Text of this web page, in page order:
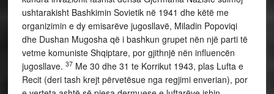
ushtarakisht Bashkimin Sovietik në 1941 dhe këtë me
organizimin e dy emisarëve jugosllavë, Miladin Popoviqi
dhe Dushan Mugosha që i bashkun grupet nën një parti të
vetme komuniste Shqiptare, por gjithnjë nën influencën
jugosllave. 37Me 30 dhe 31 te Korrikut 1943, plas Lufta e
Recit (deri tash krejt përvetësue nga regjimi enverian), por